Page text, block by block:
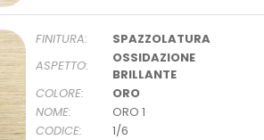
FINITURA:
SPAZZOLATURA
ASPETTO:
OSSIDAZIONE
BRILLANTE
COLORE:
ORO
NOME:
ORO 1
CODICE:
1/6